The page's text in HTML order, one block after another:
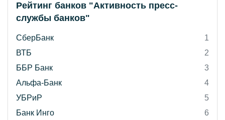
Рейтинг банков "Активность пресс-
службы банков"
СберБанк
1
ВТБ
2
ББР Банк
3
Альфа-Банк
4
УБРиР
5
Банк Инго
6